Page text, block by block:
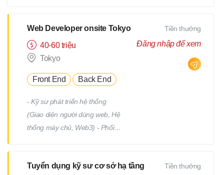
triển Quản lý: Chất lượng
(Quality) Tiến độ (Progress)
Thời hạn (Deadline)
Web Developer onsite Tokyo
40-60 triệu
Tokyo
Front End Back End
- Kỹ sư phát triển hệ thống
(Giao diện người dùng web, Hệ
thống máy chủ, Web3) - Phối
chính hoặc từng địa điểm dự án
Tiền thưởng
Đăng nhập để xem
Tuyển dụng kỹ sư cơ sở hạ tầng
Tiền thưởng